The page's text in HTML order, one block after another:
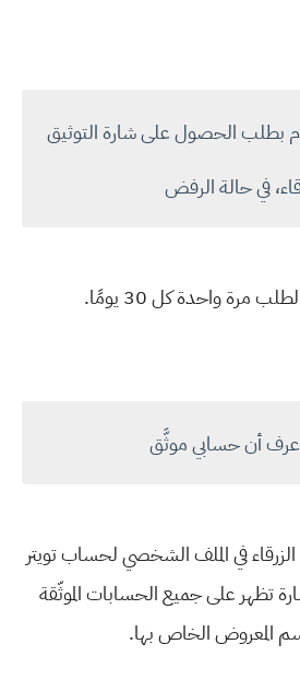
بطلب الحصول على شارة التوثيق
في حالة الرفض
مرة واحدة كل 30 يومًا.
أن حسابي موثَّق
في الملف الشخصي لحساب تويتر
تظهر على جميع الحسابات الموثّقة
المعروض الخاص بها.